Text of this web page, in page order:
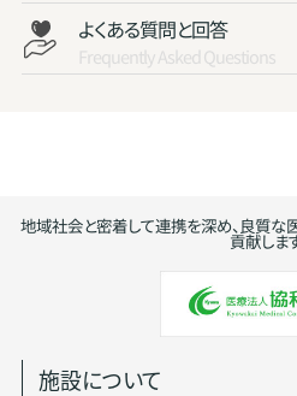
よくある質問と回答
Frequently Asked Questions
地域社会と密着して連携を深め、良質な
貢献しま
施設について